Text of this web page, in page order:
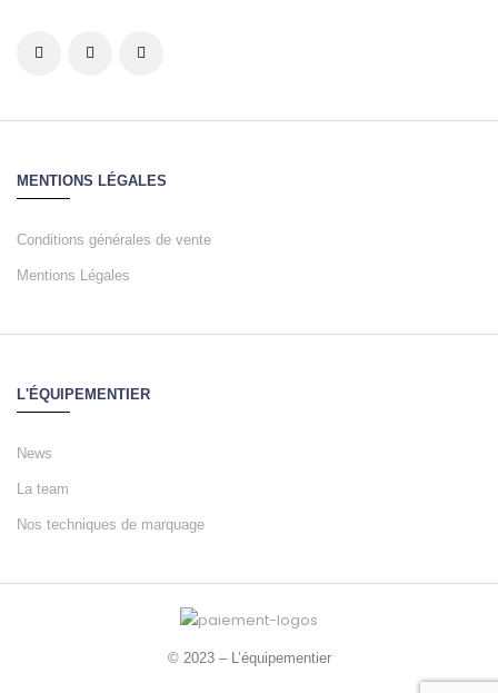
MENTIONS LÉGALES
Conditions générales de vente
Mentions Légales
L'ÉQUIPEMENTIER
News
La team
Nos techniques de marquage
© 2023 – L’équipementier